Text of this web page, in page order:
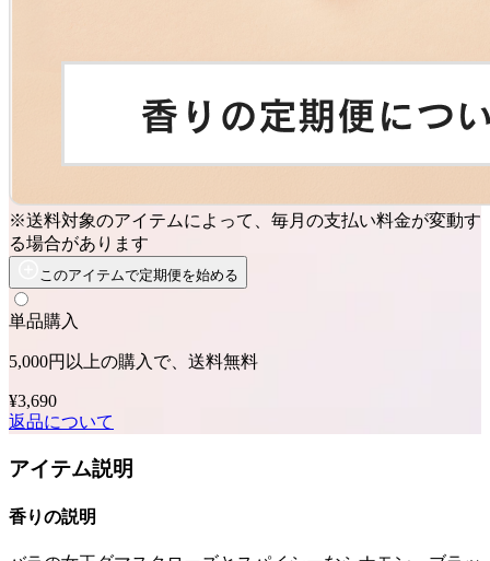
※送料対象のアイテムによって、毎月の支払い料金が変動す
る場合があります
このアイテムで定期便を始める
単品購入
5,000円以上の購入で、送料無料
¥3,690
返品について
アイテム説明
香りの説明